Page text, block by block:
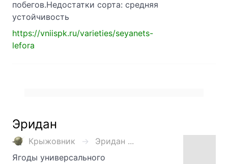
побегов.Недостатки сорта: средняя
устойчивость
https://vniispk.ru/varieties/seyanets-
lefora
Эридан
Крыжовник
Эридан ...
Ягоды универсального